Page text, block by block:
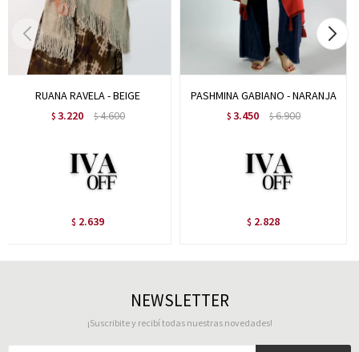
RUANA RAVELA - BEIGE
$ 3.220 $4.600
$ 2.639
PASHMINA GABIANO - NARANJA
$ 3.450 $6.900
$ 2.828
NEWSLETTER
¡Suscribite y recibí todas nuestras novedades!